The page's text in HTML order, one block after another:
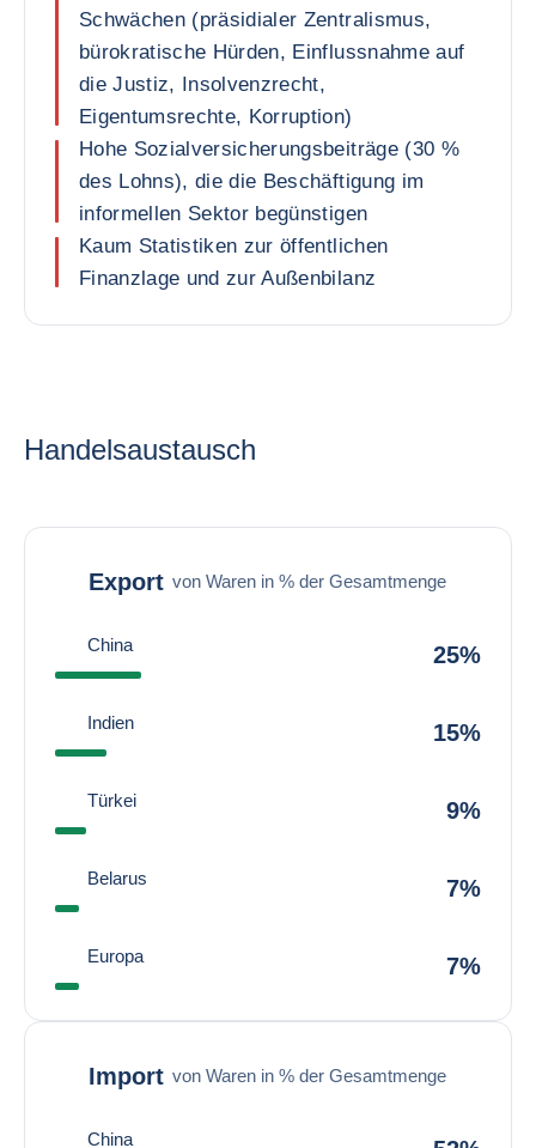
Schwächen (präsidialer Zentralismus,
bürokratische Hürden, Einflussnahme auf
die Justiz, Insolvenzrecht,
Eigentumsrechte, Korruption)
Hohe Sozialversicherungsbeiträge (30 %
des Lohns), die die Beschäftigung im
informellen Sektor begünstigen
Kaum Statistiken zur öffentlichen
Finanzlage und zur Außenbilanz
Handelsaustausch
Export von Waren in % der Gesamtmenge
China 25%
Indien 15%
Türkei 9%
Belarus 7%
Europa 7%
Import von Waren in % der Gesamtmenge
China